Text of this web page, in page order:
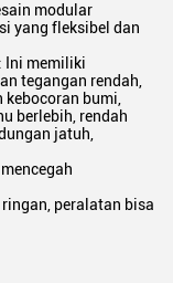
modular
yang fleksibel dan
Ini memiliki
tegangan rendah,
bumi,
berlebih, rendah
jatuh,
peralatan bisa